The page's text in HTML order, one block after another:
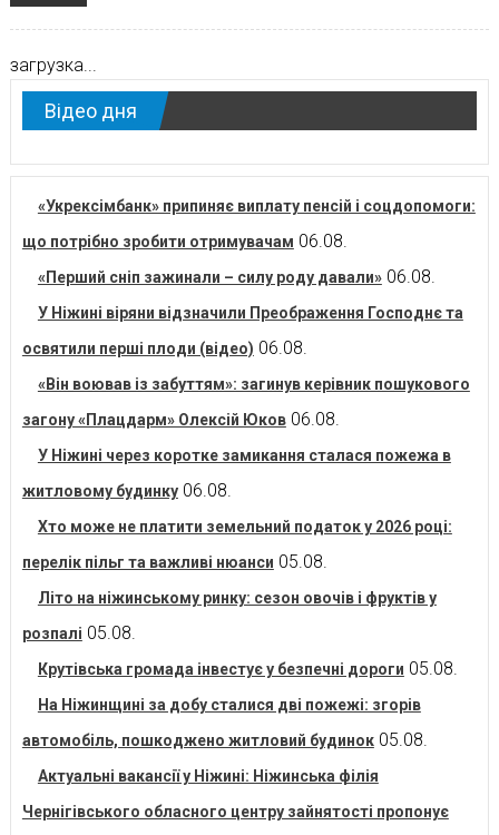
загрузка...
Відео дня
«Укрексімбанк» припиняє виплату пенсій і соцдопомоги:
що потрібно зробити отримувачам 06.08.
«Перший сніп зажинали – силу роду давали» 06.08.
У Ніжині віряни відзначили Преображення Господнє та
освятили перші плоди (відео) 06.08.
«Він воював із забуттям»: загинув керівник пошукового
загону «Плацдарм» Олексій Юков 06.08.
У Ніжині через коротке замикання сталася пожежа в
житловому будинку 06.08.
Хто може не платити земельний податок у 2026 році:
перелік пільг та важливі нюанси 05.08.
Літо на ніжинському ринку: сезон овочів і фруктів у
розпалі 05.08.
Крутівська громада інвестує у безпечні дороги 05.08.
На Ніжинщині за добу сталися дві пожежі: згорів
автомобіль, пошкоджено житловий будинок 05.08.
Актуальні вакансії у Ніжині: Ніжинська філія
Чернігівського обласного центру зайнятості пропонує